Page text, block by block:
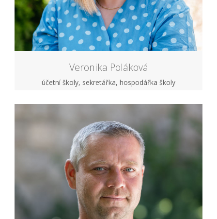
Veronika Poláková
účetní školy, sekretářka, hospodářka školy